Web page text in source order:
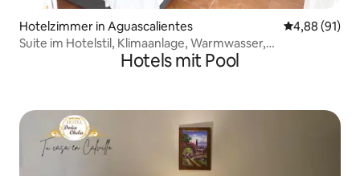
Hotelzimmer in Aguascalientes
4,88 (91)
Suite im Hotelstil, Klimaanlage, Warmwasser,
GemeinschaftskücheHotels mit Pool